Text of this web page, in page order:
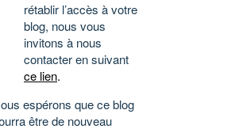
rétablir l’accès à votre
blog, nous vous
invitons à nous
contacter en suivant
ce lien.
espérons que ce blog
être de nouveau